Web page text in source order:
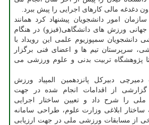
دغدغه مالی كارهای اجرایی را پیش ببرد.
امور دانشجویان پیشنهاد كرد همانند
جهانی ورزش های دانشگاهی(فیزو) در هنگام
دانشجویان سمپوزیوم علمی این رویداد با
سرپرستان تیم ها و اعضای فنی برگزار
پژوهشگاه تربیت بدنی و علوم ورزشی می
دبیركل پانزدهمین المپیاد ورزش
گزارشی از اقدامات انجام شده در جهت
ملی را شرح داد و تعیین ساختار اجرایی
ساختار ابلاغی وزارت علوم، طراحی سامانه
از مسابقات ورزشی ملی در جهت ارزیابی